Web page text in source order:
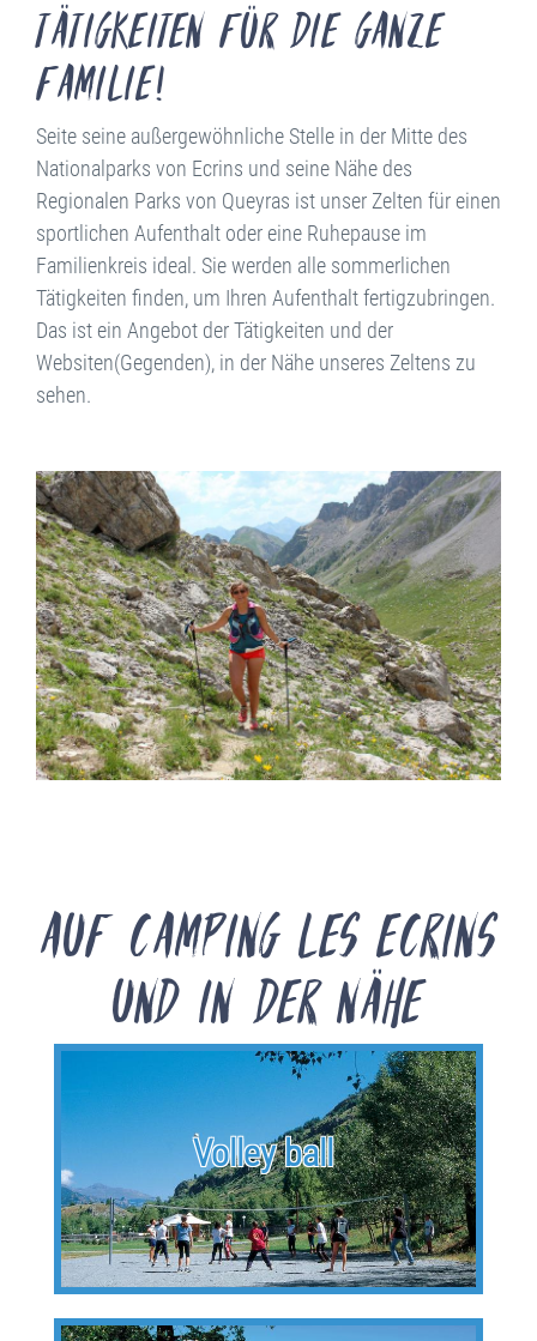
Tätigkeiten für die ganze
Familie!
Seite seine außergewöhnliche Stelle in der Mitte des
Nationalparks von Ecrins und seine Nähe des
Regionalen Parks von Queyras ist unser Zelten für einen
sportlichen Aufenthalt oder eine Ruhepause im
Familienkreis ideal. Sie werden alle sommerlichen
Tätigkeiten finden, um Ihren Aufenthalt fertigzubringen.
Das ist ein Angebot der Tätigkeiten und der
Websiten(Gegenden), in der Nähe unseres Zeltens zu
sehen.
Auf Camping les Ecrins
und in der Nähe
Volley ball